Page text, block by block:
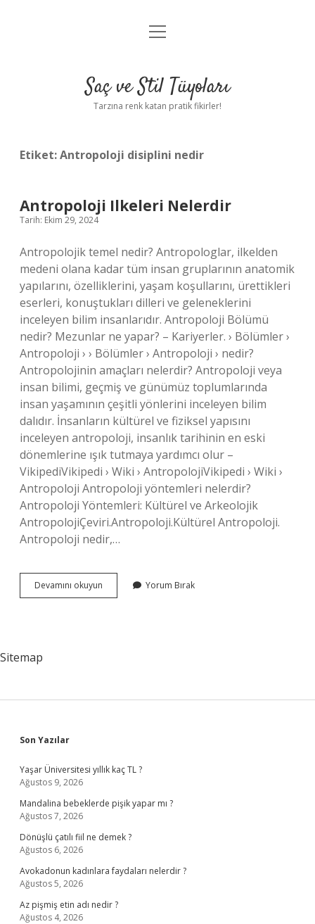
Anasayfa
Yasal Uyarı
menüyü
Saç ve Stil Tüyoları
Tarzına renk katan pratik fikirler!
Etiket:Antropoloji disiplini nedir
Antropoloji Ilkeleri Nelerdir
Tarih: Ekim 29, 2024
Antropolojik temel nedir? Antropologlar, ilkelden
medeni olana kadar tüm insan gruplarının anatomik
yapılarını, özelliklerini, yaşam koşullarını, ürettikleri
eserleri, konuştukları dilleri ve geleneklerini
inceleyen bilim insanlarıdır. Antropoloji Bölümü
nedir? Mezunlar ne yapar? – Kariyerler. › Bölümler ›
Antropoloji › › Bölümler › Antropoloji › nedir?
Antropolojinin amaçları nelerdir? Antropoloji veya
insan bilimi, geçmiş ve günümüz toplumlarında
insan yaşamının çeşitli yönlerini inceleyen bilim
dalıdır. İnsanların kültürel ve fiziksel yapısını
inceleyen antropoloji, insanlık tarihinin en eski
dönemlerine ışık tutmaya yardımcı olur –
VikipediVikipedi › Wiki › AntropolojiVikipedi › Wiki ›
Antropoloji Antropoloji yöntemleri nelerdir?
Antropoloji Yöntemleri: Kültürel ve Arkeolojik
AntropolojiÇeviri.Antropoloji.Kültürel Antropoloji.
Antropoloji nedir,…
Devamını okuyun Antropoloji
Ilkeleri
Yorum Bırak
Sitemap
Sidebar
Son Yazılar
Yaşar Üniversitesi yıllık kaç TL ?
Ağustos 9, 2026
Mandalina bebeklerde pişik yapar mı ?
Ağustos 7, 2026
Dönüşlü çatılı fiil ne demek ?
Ağustos 6, 2026
Avokadonun kadınlara faydaları nelerdir ?
Ağustos 5, 2026
Az pişmiş etin adı nedir ?
Ağustos 4, 2026